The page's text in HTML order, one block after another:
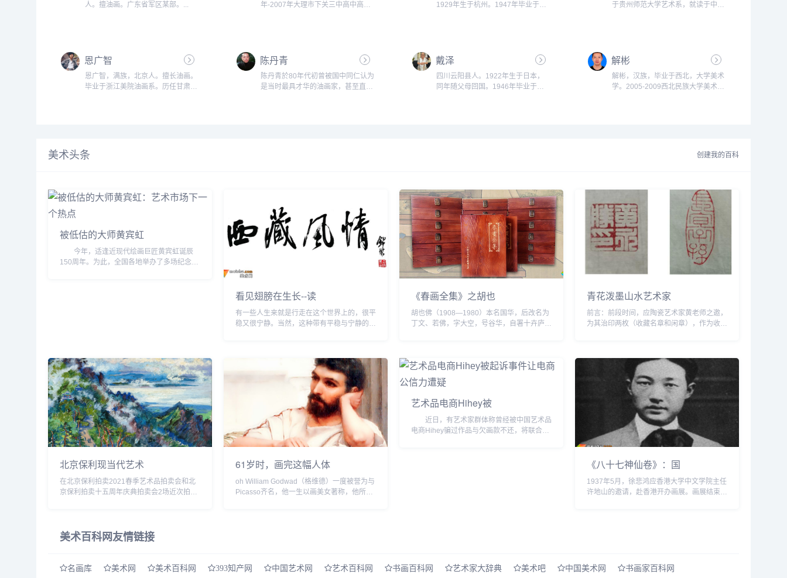
人。擅油画。广东省军区某部。...
年-2007年大理市下关三中高中高
1929年生于杭州。1947年毕业于湖
院，中国美术学院副教授。幼承家学
簃，入美术院校后又受到严格的西画
训练，并得黄宾虹、潘天寿、徐悲鸿
于贵州师范大学艺术系，就读于中央
恩广智
恩广智，满族，北京人。擅长油画。
毕业于浙江美院油画系。历任甘肃日
《戈壁之光》等作品参加首届、二届
中国油画展、六、八届全国美?、第
陈丹青
陈丹青於80年代初曾被国中同仁认为
是当时最具才华的油画家，甚至直至
戴泽
四川云阳县人。1922年生于日本，
同年随父母回国。1946年毕业于重
解彬
解彬，汉族，毕业于西北，大学美术
学。2005-2009西北民族大学美术
美术头条 创建我的百科
被低估的大师黄宾虹
今年，适逢近现代绘画巨匠黄宾虹诞辰
150周年。为此，全国各地举办了多场纪念活
看见翅膀在生长--读
有一些人生来就是行走在这个世界上的，很平
稳又很宁静。当然，这种带有平稳与宁静的行
《春画全集》之胡也
胡也佛（1908—1980）本名国华，后改名为
丁文、若佛，字大空，号谷华，自署十卉庐
青花泼墨山水艺术家
前言：前段时间，应陶瓷艺术家黄老师之邀，
为其治印两枚（收藏名章和闲章），作为收藏
北京保利现当代艺术
在北京保利拍卖2021春季艺术品拍卖会和北
京保利拍卖十五周年庆典拍卖会2场近次拍卖
61岁时，画完这幅人体
oh William Godwad（格维德）一度被誉为与
Picasso齐名，他一生以画美女著称，他所创
艺术品电商Hihey被
近日，有艺术家群体称曾经被中国艺术品
电商Hihey骗过作品与欠画款不还，将联合起
《八十七神仙卷》：国
1937年5月，徐悲鸿应香港大学中文学院主任
许地山的邀请，赴香港开办画展。画展结束
美术百科网友情链接
名画库 美术网 美术百科网 393知产网 中国艺术网 艺术百科网 书画百科网 艺术家大辞典 美术吧 中国美术网 书画家百科网